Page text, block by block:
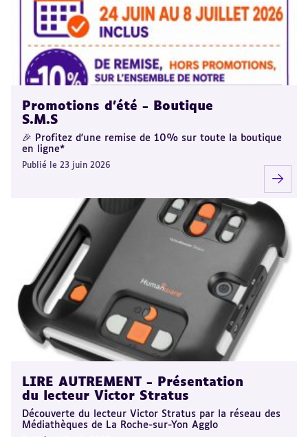
Promotions d'été - Boutique
S.M.S
🎉 Profitez d'une remise de 10% sur toute la boutique
en ligne*
Publié le 23 juin 2026
LIRE AUTREMENT - Présentation
du lecteur Victor Stratus
Découverte du lecteur Victor Stratus par la réseau des
Médiathèques de La Roche-sur-Yon Agglo